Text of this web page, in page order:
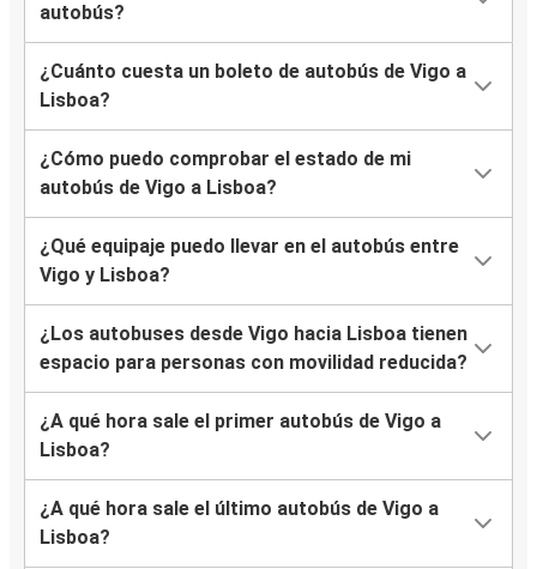
autobús?
¿Cuánto cuesta un boleto de autobús de Vigo a
Lisboa?
¿Cómo puedo comprobar el estado de mi
autobús de Vigo a Lisboa?
¿Qué equipaje puedo llevar en el autobús entre
Vigo y Lisboa?
¿Los autobuses desde Vigo hacia Lisboa tienen
espacio para personas con movilidad reducida?
¿A qué hora sale el primer autobús de Vigo a
Lisboa?
¿A qué hora sale el último autobús de Vigo a
Lisboa?